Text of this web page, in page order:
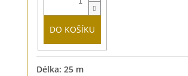
DO KOŠÍKU
Délka: 25 m